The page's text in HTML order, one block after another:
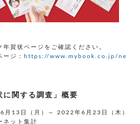
年賀状ページをご確認ください。
ージ：
https://www.mybook.co.jp/ne
に関する調査」概要
月13日（月）～ 2022年6月23日（木）
ネット集計